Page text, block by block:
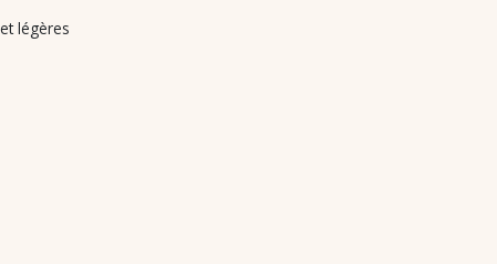
légères